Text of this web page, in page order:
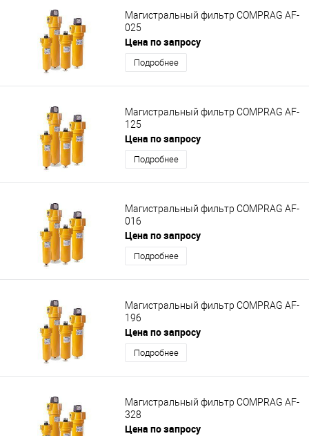
Магистральный фильтр COMPRAG AF-
025
Цена по запросу
Подробнее
Магистральный фильтр COMPRAG AF-
125
Цена по запросу
Подробнее
Магистральный фильтр COMPRAG AF-
016
Цена по запросу
Подробнее
Магистральный фильтр COMPRAG AF-
196
Цена по запросу
Подробнее
Магистральный фильтр COMPRAG AF-
328
Цена по запросу